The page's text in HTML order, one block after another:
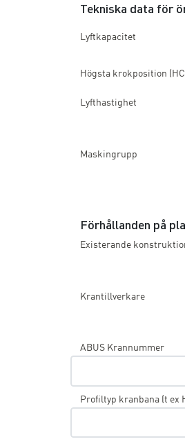
Tekniska data för
Lyftkapacitet
Högsta krokposition
Lyfthastighet
Maskingrupp
Förhållanden på
Existerande
Krantillverkare
ABUS Krannummer
Profiltyp kranbana (t ex